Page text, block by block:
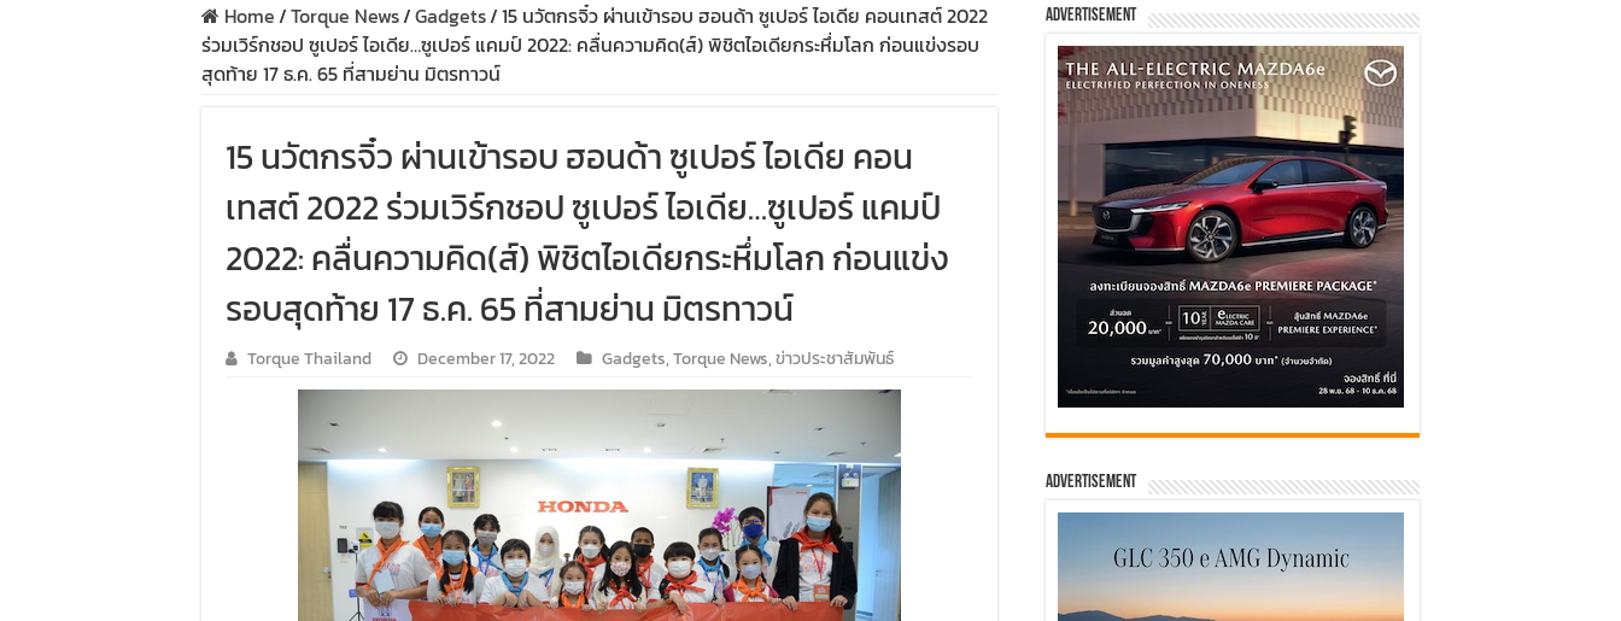
Home/Torque News/Gadgets/15 นวัตกรจิ๋ว ผ่านเข้ารอบ ฮอนด้า ซูเปอร์ ไอเดีย คอนเทสต์ 2022
ร่วมเวิร์กชอป ซูเปอร์ ไอเดีย…ซูเปอร์ แคมป์ 2022: คลื่นความคิด(ส์) พิชิตไอเดียกระหึ่มโลก ก่อนแข่งรอบ
สุดท้าย 17 ธ.ค. 65 ที่สามย่าน มิตรทาวน์
15 นวัตกรจิ๋ว ผ่านเข้ารอบ ฮอนด้า ซูเปอร์ ไอเดีย คอน
เทสต์ 2022 ร่วมเวิร์กชอป ซูเปอร์ ไอเดีย…ซูเปอร์ แคมป์
2022: คลื่นความคิด(ส์) พิชิตไอเดียกระหึ่มโลก ก่อนแข่ง
รอบสุดท้าย 17 ธ.ค. 65 ที่สามย่าน มิตรทาวน์
Torque Thailand December 17, 2022 Gadgets,Torque News,ข่าวประชาสัมพันธ์
Advertisement
Advertisement